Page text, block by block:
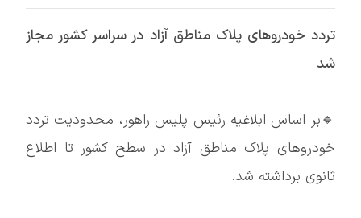
تردد خودروهای پلاک مناطق آزاد در سراسر کشور مجاز
شد
🔹بر اساس ابلاغیه رئیس پلیس راهور، محدودیت تردد
خودروهای پلاک مناطق آزاد در سطح کشور تا اطلاع
ثانوی برداشته شد.